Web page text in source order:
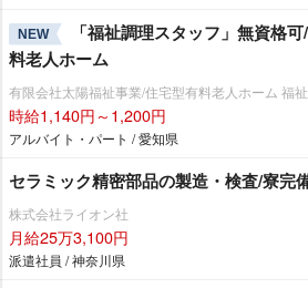
NEW
「福祉調理スタッフ」無資格
料老人ホーム
有限会社太陽福祉事業/住宅型有料老人ホーム 福
時給1,140円～1,200円
アルバイト・パート / 愛知県
セラミック精密部品の製造・検査/寮完
株式会社ライオン社
月給25万3,100円
派遣社員 / 神奈川県